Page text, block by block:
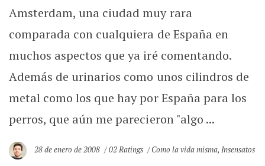
Amsterdam, una ciudad muy rara
comparada con cualquiera de España en
muchos aspectos que ya iré comentando.
Además de urinarios como unos cilindros de
metal como los que hay por España para los
perros, que aún me parecieron "algo ...
28 de enero de 2008 02 Ratings Como la vida misma,Insensatos